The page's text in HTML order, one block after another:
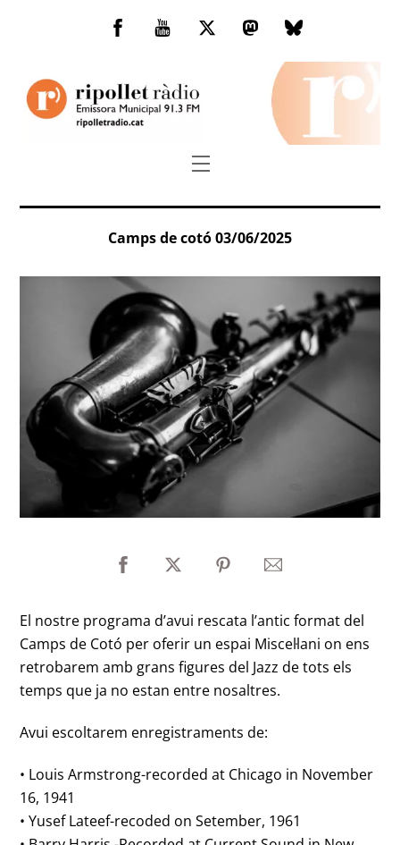
Facebook
You
TwitterMastodonBluesky
Menu
Camps de cotó 03/06/2025
El nostre programa d’avui rescata l’antic format del
Camps de Cotó per oferir un espai Miscel·lani on ens
retrobarem amb grans figures del Jazz de tots els
temps que ja no estan entre nosaltres.
Avui escoltarem enregistraments de:
• Louis Armstrong-recorded at Chicago in November
16, 1941
• Yusef Lateef-recoded on Setember, 1961